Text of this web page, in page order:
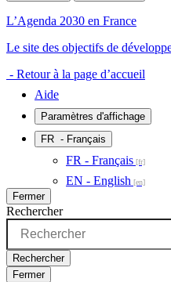
L’Agenda 2030 en France
Le site des objectifs de
- Retour à la page d’accueil
Aide
Paramètres d'affichage
FR - Français
FR - Français
EN - English
Fermer
Rechercher
Rechercher
Fermer